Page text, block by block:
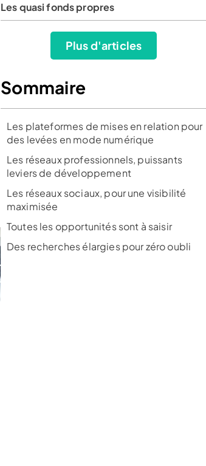
Test et avis de Shine
Voir l’offre
Test et avis de Finom
Voir l’offre
Les quasi fonds propres
Plus d'articles
Sommaire
Les plateformes de mises en relation pour
des levées en mode numérique
Les réseaux professionnels, puissants
leviers de développement
Les réseaux sociaux, pour une visibilité
maximisée
Toutes les opportunités sont à saisir
Des recherches élargies pour zéro oubli